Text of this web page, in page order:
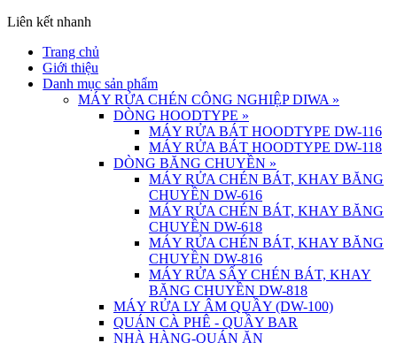
Liên kết nhanh
Trang chủ
Giới thiệu
Danh mục sản phẩm
MÁY RỬA CHÉN CÔNG NGHIỆP DIWA »
DÒNG HOODTYPE »
MÁY RỬA BÁT HOODTYPE DW-116
MÁY RỬA BÁT HOODTYPE DW-118
DÒNG BĂNG CHUYỀN »
MÁY RỬA CHÉN BÁT, KHAY BĂNG
CHUYỀN DW-616
MÁY RỬA CHÉN BÁT, KHAY BĂNG
CHUYỀN DW-618
MÁY RỬA CHÉN BÁT, KHAY BĂNG
CHUYỀN DW-816
MÁY RỬA SẤY CHÉN BÁT, KHAY
BĂNG CHUYỀN DW-818
MÁY RỬA LY ÂM QUẦY (DW-100)
QUÁN CÀ PHÊ - QUẦY BAR
NHÀ HÀNG-QUÁN ĂN